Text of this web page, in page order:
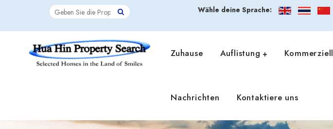
Wähle deine Sprache:
Zuhause Auflistung Kommerziell
Nachrichten Kontaktiere uns